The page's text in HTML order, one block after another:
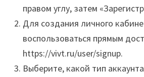
правом углу, затем
Для создания личного
воспользоваться прямым
https://vivt.ru/user/signup.
Выберите, какой тип